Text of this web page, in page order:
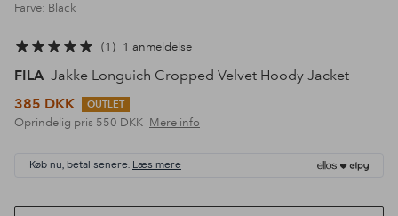
Farve: Black
1 1 anmeldelse
FILA Jakke Longuich Cropped Velvet Hoody Jacket
385 DKK
OUTLET
Oprindelig pris 550 DKK Mere info
Køb nu, betal senere. Læs mere